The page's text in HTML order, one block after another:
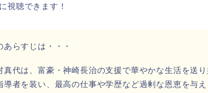
視聴できます！
あらすじは・・・
真代は、富豪・神崎長治の支援で華やかな生活を送り
導者を装い、最高の仕事や学歴など過剰な恩恵を与え